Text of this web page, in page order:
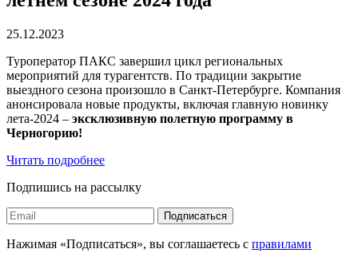
25.12.2023
Туроператор ПАКС завершил цикл региональных
мероприятий для турагентств. По традиции закрытие
выездного сезона произошло в Санкт-Петербурге. Компания
анонсировала новые продукты, включая главную новинку
лета-2024 – эксклюзивную полетную программу в
Черногорию!
Читать подробнее
Подпишись на рассылку
Подписаться
Нажимая «Подписаться», вы соглашаетесь с правилами